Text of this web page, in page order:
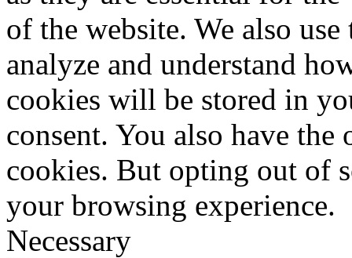
of the website. We also
analyze and understand
cookies will be stored in
consent. You also have
cookies. But opting out of
your browsing experience.
Necessary